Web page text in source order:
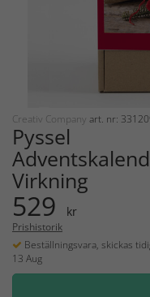
Creativ Company art. nr:
Pyssel
Virkning
529 kr
Prishistorik
Beställningsvara, skickas
13 Aug